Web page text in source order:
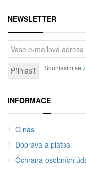
NEWSLETTER
Přihlásit Souhlasím se
INFORMACE
O nás
Doprava a platba
Ochrana osobních